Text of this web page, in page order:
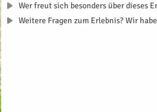
Wer freut sich besonders über dieses
Weitere Fragen zum Erlebnis? Wir